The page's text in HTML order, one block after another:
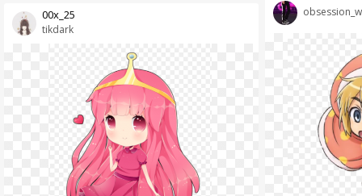
tikdark
00х_25